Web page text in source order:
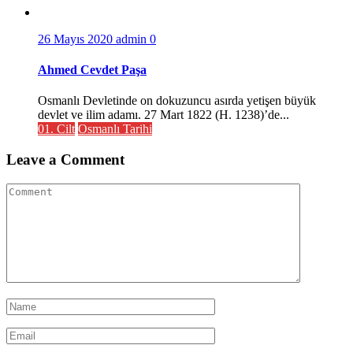
26 Mayıs 2020 admin 0
Ahmed Cevdet Paşa
Osmanlı Devletinde on dokuzuncu asırda yetişen büyük
devlet ve ilim adamı. 27 Mart 1822 (H. 1238)’de...
01. Cilt Osmanlı Tarihi
Leave a Comment